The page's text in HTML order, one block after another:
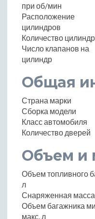
при об/мин
Расположение
цилиндров
Количество
Число клапанов на
цилиндр
Общая
Страна марки
Сборка модели
Класс автомобиля
Количество дверей
Объем и
Объем топливного
л
Снаряженная
Объем багажника
макс, л